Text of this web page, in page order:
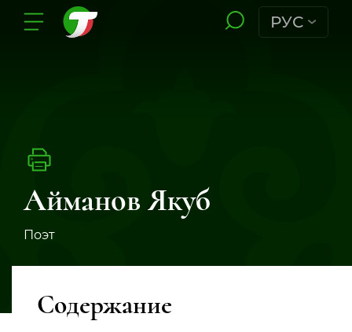
РУС
Айманов Якуб
Поэт
Содержание